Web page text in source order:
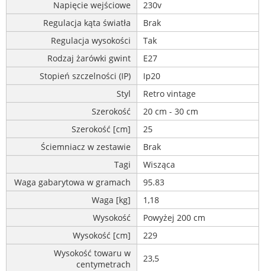
Napięcie wejściowe
230v
Regulacja kąta światła
Brak
Regulacja wysokości
Tak
Rodzaj żarówki gwint
E27
Stopień szczelności (IP)
Ip20
Styl
Retro vintage
Szerokość
20 cm - 30 cm
Szerokość [cm]
25
Ściemniacz w zestawie
Brak
Tagi
Wisząca
Waga gabarytowa w gramach
95.83
Waga [kg]
1,18
Wysokość
Powyżej 200 cm
Wysokość [cm]
229
Wysokość towaru w
centymetrach
23,5